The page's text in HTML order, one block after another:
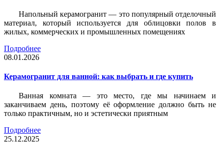
Напольный керамогранит — это популярный отделочный
материал, который используется для облицовки полов в
жилых, коммерческих и промышленных помещениях
Подробнее
08.01.2026
Керамогранит для ванной: как выбрать и где купить
Ванная комната — это место, где мы начинаем и
заканчиваем день, поэтому её оформление должно быть не
только практичным, но и эстетически приятным
Подробнее
25.12.2025